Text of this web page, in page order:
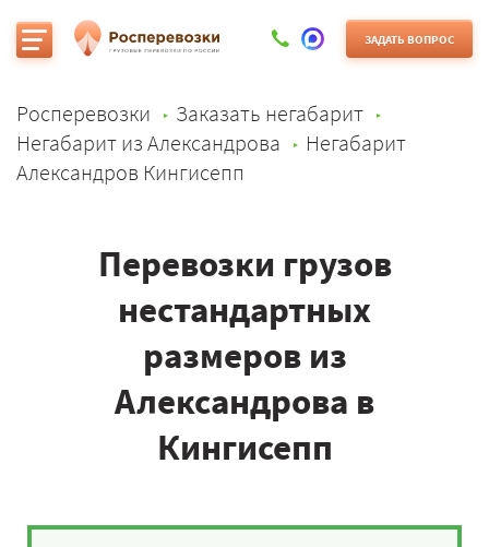
ЗАДАТЬ ВОПРОС
Росперевозки
Заказать негабарит
Негабарит из Александрова
Негабарит
Александров Кингисепп
Перевозки грузов
нестандартных
размеров из
Александрова в
Кингисепп